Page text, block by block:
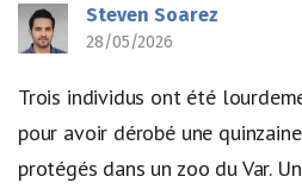
Steven Soarez
28/05/2026
Trois individus ont été
pour avoir dérobé une
protégés dans un zoo du Var.